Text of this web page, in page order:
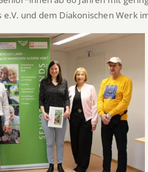
e.V. und dem Diakonischen Werk